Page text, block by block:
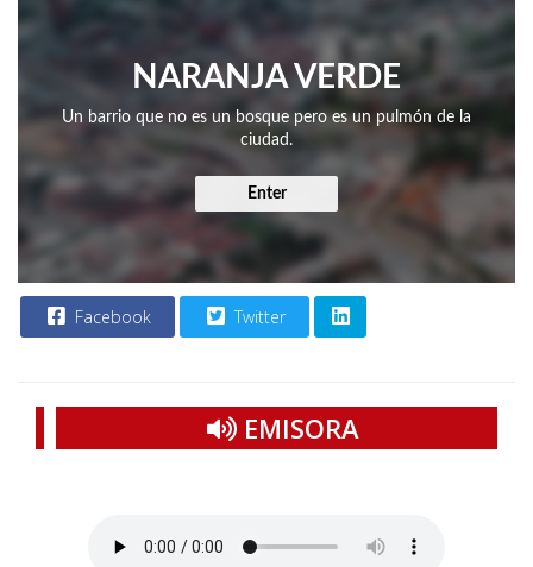
NARANJA VERDE
Un barrio que no es un bosque pero es un pulmón de la
ciudad.
Enter
Facebook Twitter
EMISORA